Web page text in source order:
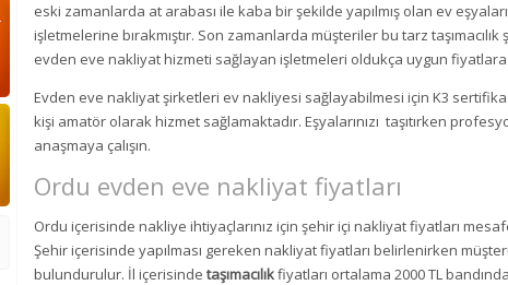
eski zamanlarda at arabası ile kaba bir şekilde yapılmış olan ev
işletmelerine bırakmıştır. Son zamanlarda müşteriler bu tarz
evden eve nakliyat hizmeti sağlayan işletmeleri oldukça uygun fiyatlara
Evden eve nakliyat şirketleri ev nakliyesi sağlayabilmesi için K3
kişi amatör olarak hizmet sağlamaktadır. Eşyalarınızı taşıtırken
anaşmaya çalışın.
Ordu evden eve nakliyat fiyatları
Ordu içerisinde nakliye ihtiyaçlarınız için şehir içi nakliyat fiyatları
Şehir içerisinde yapılması gereken nakliyat fiyatları belirlenirken
bulundurulur. İl içerisinde taşımacılıkfiyatları ortalama 2000 TL